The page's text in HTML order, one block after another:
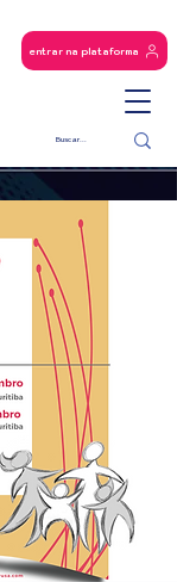
entrar na plataforma